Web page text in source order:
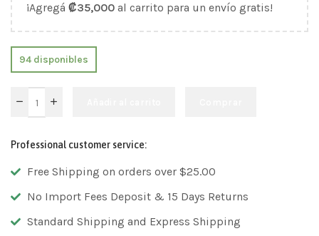
¡Agregá ₡35,000 al carrito para un envío gratis!
94 disponibles
Professional customer service:
Free Shipping on orders over $25.00
No Import Fees Deposit & 15 Days Returns
Standard Shipping and Express Shipping